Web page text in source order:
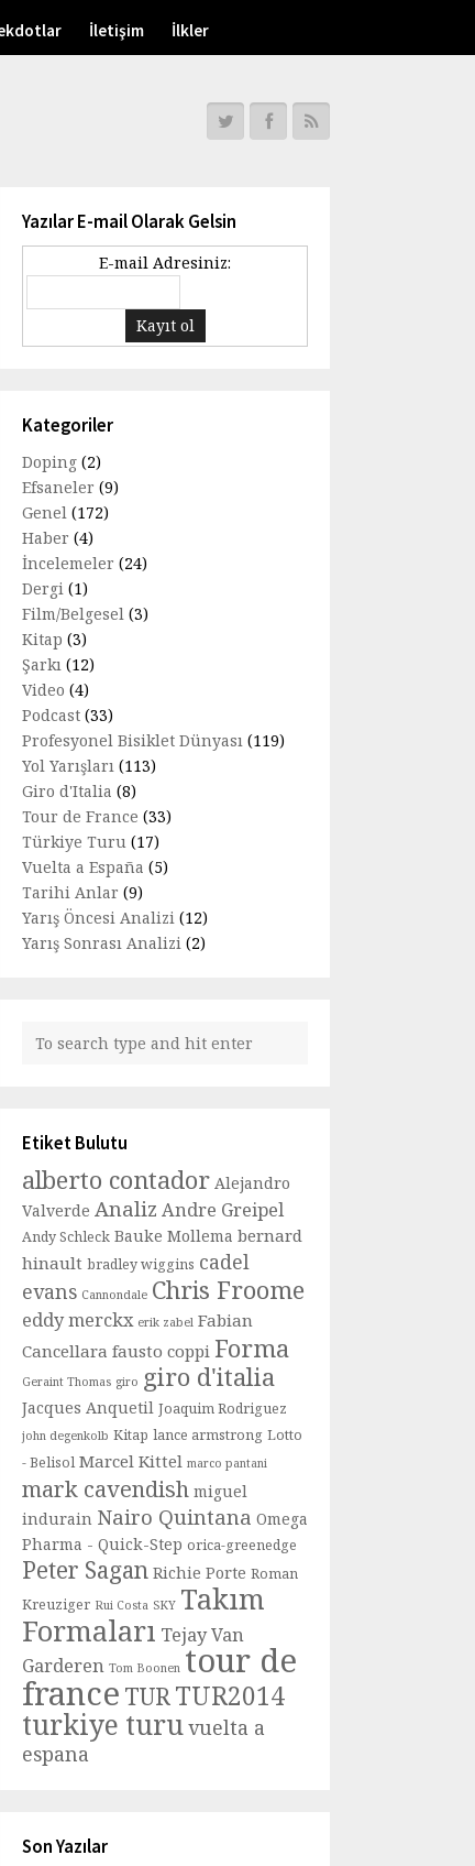
İletişim İlkler
Yazılar E-mail Olarak Gelsin
E-mail Adresiniz:
Kategoriler
Doping (2)
Efsaneler (9)
Genel (172)
Haber (4)
İncelemeler (24)
Dergi (1)
Film/Belgesel (3)
Kitap (3)
Şarkı (12)
Video (4)
Podcast (33)
Profesyonel Bisiklet Dünyası (119)
Yol Yarışları (113)
Giro d'Italia (8)
Tour de France (33)
Türkiye Turu (17)
Vuelta a España (5)
Tarihi Anlar (9)
Yarış Öncesi Analizi (12)
Yarış Sonrası Analizi (2)
Etiket Bulutu
alberto contador Alejandro
Valverde Analiz Andre Greipel
Andy Schleck Bauke Mollema bernard
hinault bradley wiggins cadel
evans Cannondale Chris Froome
eddy merckx erik zabel Fabian
Cancellara fausto coppi Forma
Geraint Thomas giro giro d'italia
Jacques Anquetil Joaquim Rodriguez
john degenkolb Kitap lance armstrong Lotto
- Belisol Marcel Kittel marco pantani
mark cavendish miguel
indurain Nairo Quintana Omega
Pharma - Quick-Step orica-greenedge
Peter Sagan Richie Porte Roman
Kreuziger Rui Costa SKY Takım
Formaları Tejay Van
Garderen Tom Boonen tour de
france TURTUR2014
turkiye turuvuelta a
espana
Son Yazılar